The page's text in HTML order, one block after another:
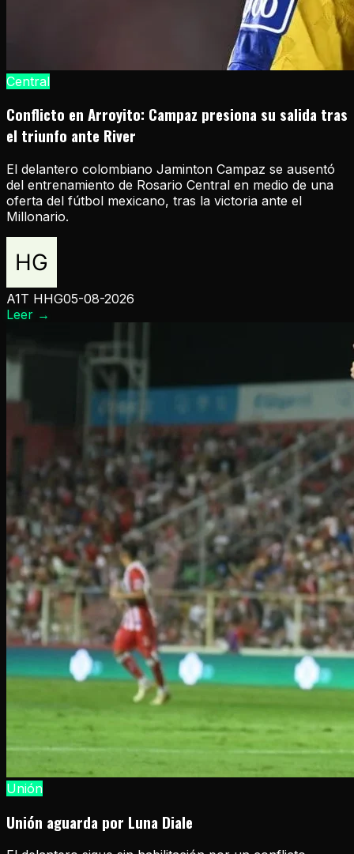
Central
Conflicto en Arroyito: Campaz presiona su salida tras
el triunfo ante River
El delantero colombiano Jaminton Campaz se ausentó
del entrenamiento de Rosario Central en medio de una
oferta del fútbol mexicano, tras la victoria ante el
Millonario.
A1T HHG05-08-2026
Leer →
Unión
Unión aguarda por Luna Diale